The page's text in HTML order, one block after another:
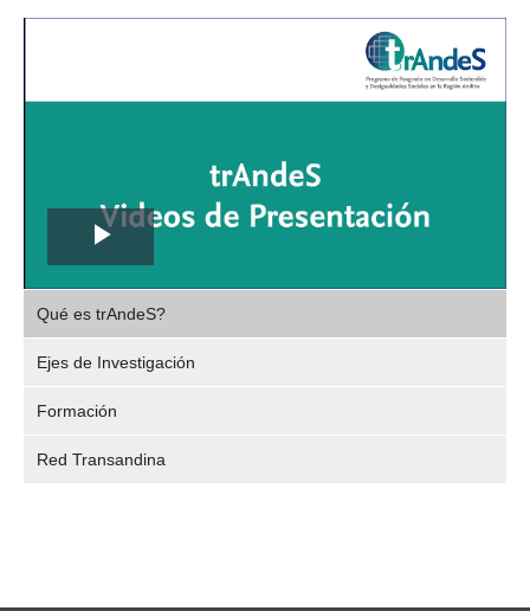
Play
Video
Qué es trAndeS?
Ejes de Investigación
Formación
Red Transandina